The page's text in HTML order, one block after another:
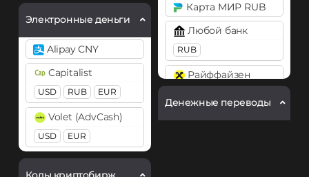
ARB
AVAXC
Bitcoin Cash (BCH)
Bitcoin SV (BSV)
BitTorrent (BTT)
Cardano (ADA)
Chainlink (LINK)
Электронные деньги
Alipay CNY
Capitalist
USD RUB EUR
Volet (AdvCash)
USD EUR
Карта МИР RUB
Любой банк
RUB
Райффайзен
Сбербанк
Денежные переводы